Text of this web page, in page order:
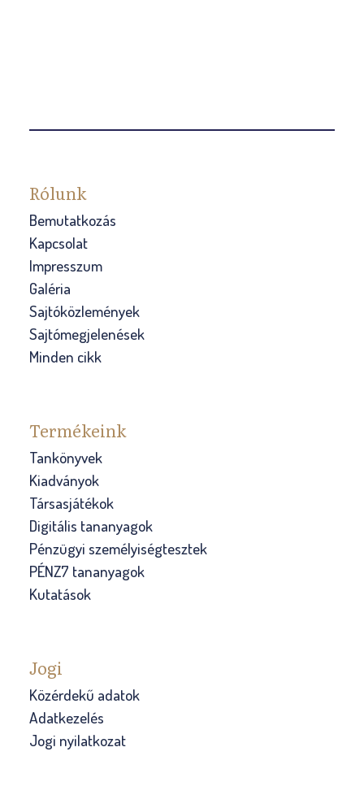
Rólunk
Bemutatkozás
Kapcsolat
Impresszum
Galéria
Sajtóközlemények
Sajtómegjelenések
Minden cikk
Termékeink
Tankönyvek
Kiadványok
Társasjátékok
Digitális tananyagok
Pénzügyi személyiségtesztek
PÉNZ7 tananyagok
Kutatások
Jogi
Közérdekű adatok
Adatkezelés
Jogi nyilatkozat